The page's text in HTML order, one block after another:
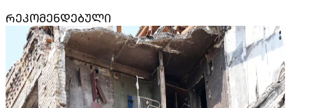
ᲠᲔᲙᲝᲛᲔᲜᲓᲔᲑᲣᲚᲘ